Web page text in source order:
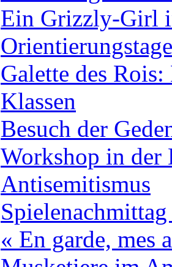
Ein Grizzly-Girl
Galette des
Klassen
Besuch der
Workshop in der
Antisemitismus
« En garde, mes